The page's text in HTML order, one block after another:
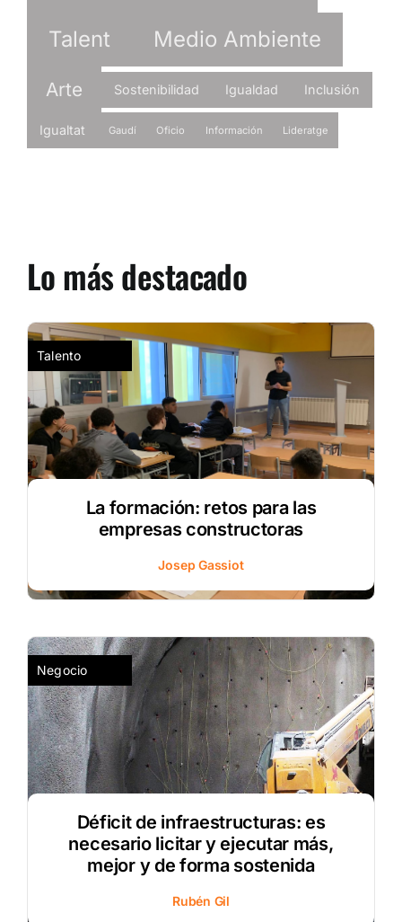
Talent Medio Ambiente
Arte Sostenibilidad Igualdad Inclusión
Igualtat Gaudí Oficio Información Lideratge
Lo más destacado
Talento
La formación: retos para las
empresas constructoras
Josep Gassiot
Negocio
Déficit de infraestructuras: es
necesario licitar y ejecutar más,
mejor y de forma sostenida
Rubén Gil